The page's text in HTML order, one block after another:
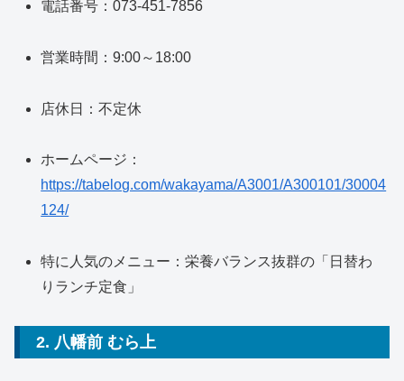
電話番号：073-451-7856
営業時間：9:00～18:00
店休日：不定休
ホームページ：
https://tabelog.com/wakayama/A3001/A300101/30004
124/
特に人気のメニュー：栄養バランス抜群の「日替わ
りランチ定食」
2. 八幡前 むら上